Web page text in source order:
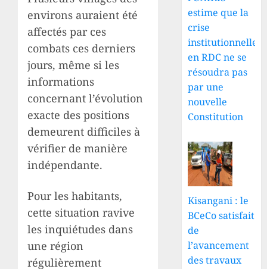
environs auraient été
affectés par ces
combats ces derniers
jours, même si les
informations
concernant l’évolution
exacte des positions
demeurent difficiles à
vérifier de manière
indépendante.
Pour les habitants,
cette situation ravive
les inquiétudes dans
une région
régulièrement
estime que la
crise
institutionnelle
en RDC ne se
résoudra pas
par une
nouvelle
Constitution
Kisangani : le
BCeCo satisfait
de
l’avancement
des travaux